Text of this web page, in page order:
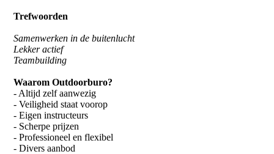
Trefwoorden
Samenwerken in de buitenlucht
Lekker actief
Teambuilding
Waarom Outdoorburo?
- Altijd zelf aanwezig
- Veiligheid staat voorop
- Eigen instructeurs
- Scherpe prijzen
- Professioneel en flexibel
- Divers aanbod